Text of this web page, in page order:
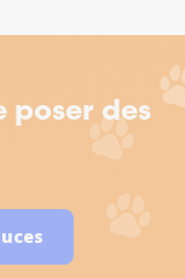
poser des